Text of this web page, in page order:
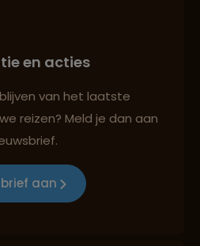
reisroutes
indivuele vrijheid
en acties
van het laatste
reizen? Meld je dan aan
aan